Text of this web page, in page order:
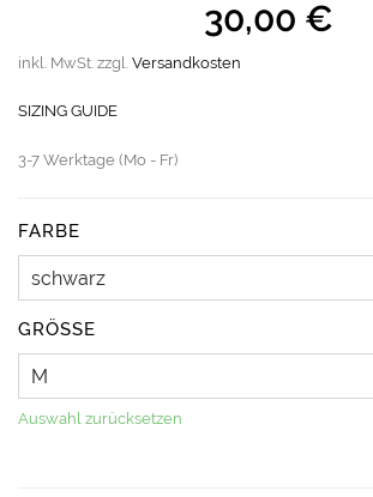
30,00 €
inkl. MwSt. zzgl. Versandkosten
SIZING GUIDE
3-7 Werktage (Mo - Fr)
FARBE
GRÖSSE
Auswahl zurücksetzen